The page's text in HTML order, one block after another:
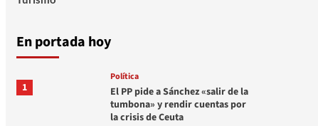
En portada hoy
1
Política
El PP pide a Sánchez «salir de la
tumbona» y rendir cuentas por
la crisis de Ceuta